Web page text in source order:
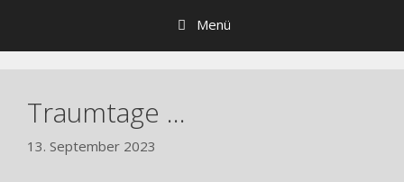
Menü
Traumtage …
13. September 2023